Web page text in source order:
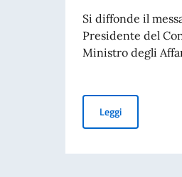
Si diffonde il
Presidente del
Ministro degli
LeggiGiornata